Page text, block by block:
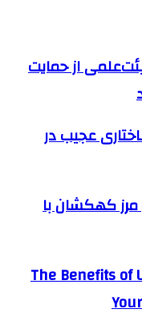
از حمایت
عجیب در
کهکشان با
The Benefits of